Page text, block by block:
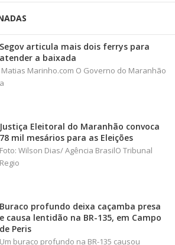
Segov articula mais dois ferrys para
atender a baixada
Matias Marinho.com O Governo do Maranhão
a
Justiça Eleitoral do Maranhão convoca
78 mil mesários para as Eleições
Foto: Wilson Dias/ Agência BrasilO Tribunal
Regio
Buraco profundo deixa caçamba presa
e causa lentidão na BR-135, em Campo
de Peris
Um buraco profundo na BR-135 causou